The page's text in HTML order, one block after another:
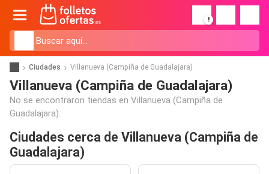
!
Ciudades Villanueva (Campiña de Guadalajara)
Villanueva (Campiña de Guadalajara)
No se encontraron tiendas en Villanueva (Campiña de
Guadalajara).
Ciudades cerca de Villanueva (Campiña de
Guadalajara)